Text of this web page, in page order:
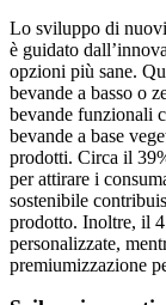
Lo sviluppo di
è guidato
opzioni più sane.
bevande a basso o
bevande funzionali
bevande a base
prodotti. Circa il
per attirare i
sostenibile
prodotto. Inoltre, il
personalizzate,
premiumizzazione